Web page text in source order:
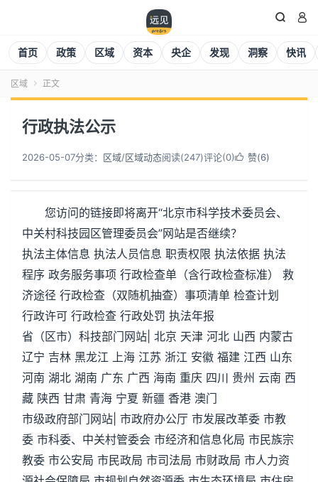
 
首页 政策 区域 资本 央企 发现 洞察 快讯
区域  正文
行政执法公示
2026-05-07分类： 区域/区域动态阅读(247)评论(0) 赞(6)
您访问的链接即将离开“北京市科学技术委员会、
中关村科技园区管理委员会”网站是否继续？
执法主体信息 执法人员信息 职责权限 执法依据 执法
程序 政务服务事项 行政检查单（含行政检查标准） 救
济途径 行政检查（双随机抽查）事项清单 检查计划
行政许可 行政检查 行政处罚 执法年报
省（区市）科技部门网站| 北京 天津 河北 山西 内蒙古
辽宁 吉林 黑龙江 上海 江苏 浙江 安徽 福建 江西 山东
河南 湖北 湖南 广东 广西 海南 重庆 四川 贵州 云南 西
藏 陕西 甘肃 青海 宁夏 新疆 香港 澳门
市级政府部门网站| 市政府办公厅 市发展改革委 市教
委 市科委、中关村管委会 市经济和信息化局 市民族宗
教委 市公安局 市民政局 市司法局 市财政局 市人力资